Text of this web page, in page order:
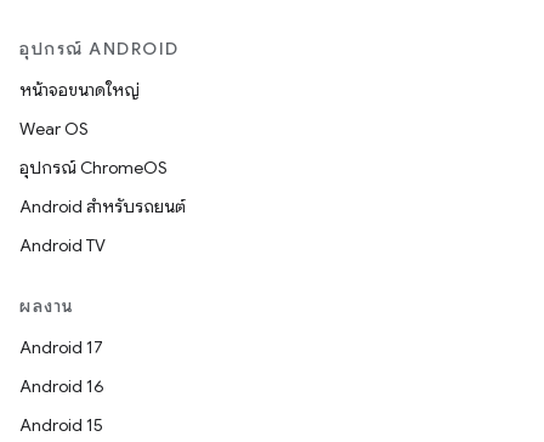
อุปกรณ์ ANDROID
หน้าจอขนาดใหญ่
Wear OS
อุปกรณ์ ChromeOS
Android สำหรับรถยนต์
Android TV
ผลงาน
Android 17
Android 16
Android 15